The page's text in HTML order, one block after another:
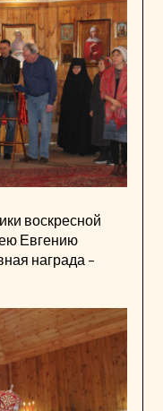
воскресной
Евгению
награда –